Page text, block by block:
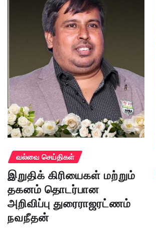
வல்வை செய்திகள்
இறுதிக் கிரியைகள் மற்றும்
தகனம் தொடர்பான
அறிவிப்பு துரைராஜரட்ணம்
நவநீதன்